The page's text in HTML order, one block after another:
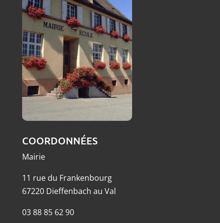
COORDONNÉES
Mairie
11 rue du Frankenbourg
67220 Dieffenbach au Val
03 88 85 62 90